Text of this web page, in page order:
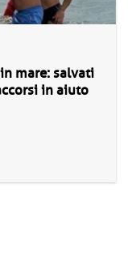
mare: salvati
in aiuto